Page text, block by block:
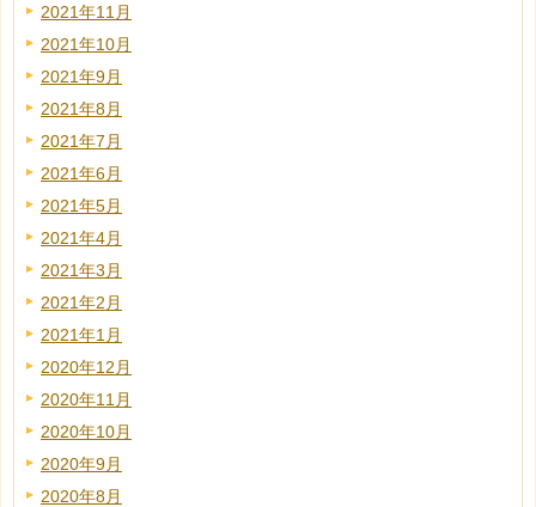
2021年11月
2021年10月
2021年9月
2021年8月
2021年7月
2021年6月
2021年5月
2021年4月
2021年3月
2021年2月
2021年1月
2020年12月
2020年11月
2020年10月
2020年9月
2020年8月